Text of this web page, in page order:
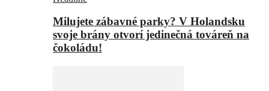
Milujete zábavné parky? V Holandsku
svoje brány otvorí jedinečná továreň na
čokoládu!